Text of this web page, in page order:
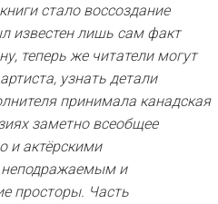
стало воссоздание
известен лишь сам факт
теперь же читатели могут
узнать детали
принимала канадская
заметно всеобщее
и актёрскими
неподражаемым и
просторы. Часть